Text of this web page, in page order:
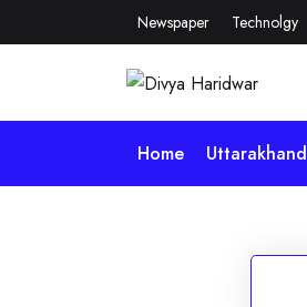
to
Newspaper Technolgy
Home Uttarakhand